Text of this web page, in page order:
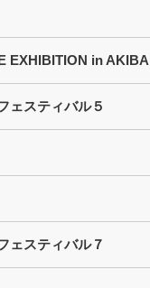
EXHIBITION in AKIBA
ェスティバル５
ェスティバル７